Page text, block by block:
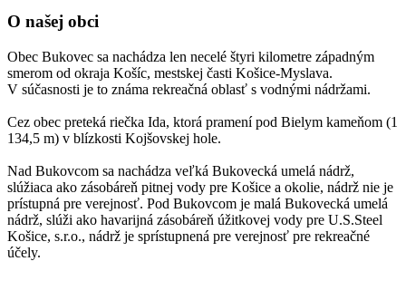
O našej obci
Obec Bukovec sa nachádza len necelé štyri kilometre západným
smerom od okraja Košíc, mestskej časti Košice-Myslava.
V súčasnosti je to známa rekreačná oblasť s vodnými nádržami.
Cez obec preteká riečka Ida, ktorá pramení pod Bielym kameňom (1
134,5 m) v blízkosti Kojšovskej hole.
Nad Bukovcom sa nachádza veľká Bukovecká umelá nádrž,
slúžiaca ako zásobáreň pitnej vody pre Košice a okolie, nádrž nie je
prístupná pre verejnosť. Pod Bukovcom je malá Bukovecká umelá
nádrž, slúži ako havarijná zásobáreň úžitkovej vody pre U.S.Steel
Košice, s.r.o., nádrž je sprístupnená pre verejnosť pre rekreačné
účely.